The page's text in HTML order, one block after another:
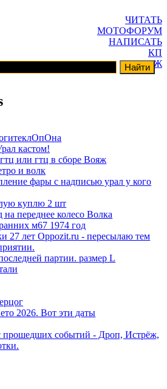
ЧИТАТЬ
МОТОФОРУМ
НАПИСАТЬ
КП
ГАРАЖ
кастом!
или гтц в сборе Вояж
и волк
фары с надписью урал у кого
куплю 2 шт
переднее колесо Волка
м67 1974 год
27 лет Oppozit.ru - пересылаю тем
партии. размер L
2026. Вот эти даты
прошедших событий - Дроп, Истрёж,